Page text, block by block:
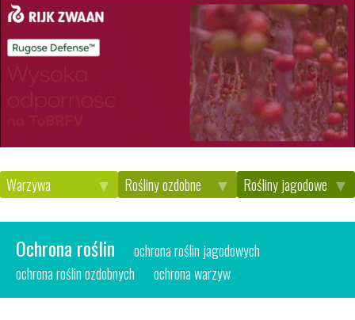
Warzywa Rośliny ozdobne Rośliny jagodowe
ochrona roślin
ochrona roślin jagodowych
ochrona roślin ozdobnych
ochrona warzyw